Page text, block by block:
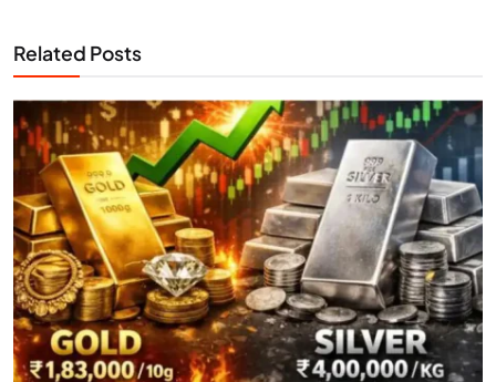
Related Posts